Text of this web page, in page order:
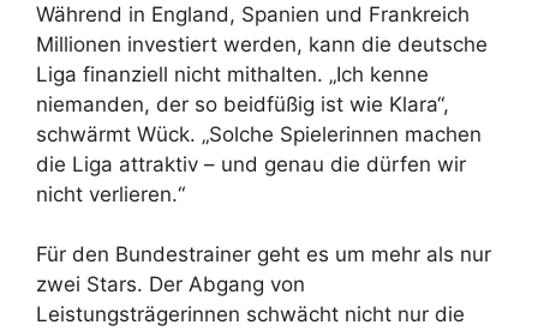
Während in England, Spanien und Frankreich
Millionen investiert werden, kann die deutsche
Liga finanziell nicht mithalten. „Ich kenne
niemanden, der so beidfüßig ist wie Klara“,
schwärmt Wück. „Solche Spielerinnen machen
die Liga attraktiv – und genau die dürfen wir
nicht verlieren.“
Für den Bundestrainer geht es um mehr als nur
zwei Stars. Der Abgang von
Leistungsträgerinnen schwächt nicht nur die